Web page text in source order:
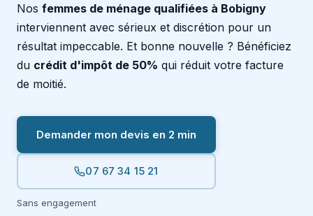
Nos femmes de ménage qualifiées à Bobigny
interviennent avec sérieux et discrétion pour un
résultat impeccable. Et bonne nouvelle ? Bénéficiez
du crédit d'impôt de 50% qui réduit votre facture
de moitié.
Demander mon devis en 2 min
07 67 34 15 21
Sans engagement